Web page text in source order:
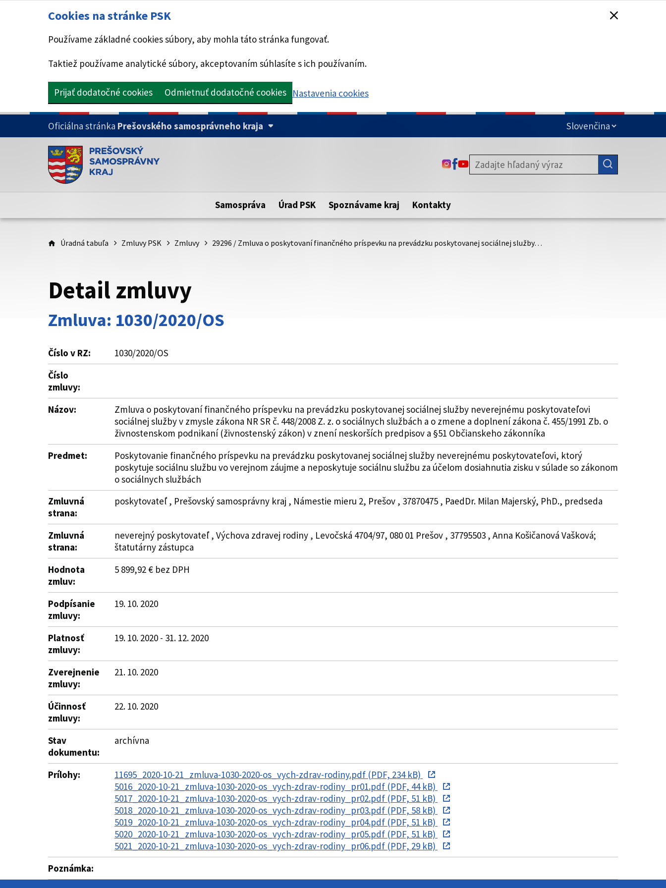
Cookies na stránke PSK
Používame základné cookies súbory, aby mohla táto stránka fungovať.
Taktiež používame analytické súbory, akceptovaním súhlasíte s ich používaním.
Prijať dodatočné cookies Odmietnuť dodatočné cookies Nastavenia cookies
PRESKOČIŤ NA HLAVNÝ OBSAH
Oficiálna stránka Prešovského samosprávneho kraja
Doména psk.sk je oficiálna
Toto je oficiálna webová stránka Prešovského samosprávneho kraja.
Táto stránka je zabezpečená
zabezpečenú webovú stránku. Zabezpečená stránka vždy začína
https:// pred názvom domény webového sídla.
ODKAZ SA OTVORÍ NA NOVEJ KARTE
ODKAZ SA OTVORÍ NA NOVEJ KARTE
ODKAZ SA OTVORÍ NA NOVEJ KARTE
Samospráva Úrad PSK Spoznávame kraj Kontakty
Úradná tabuľa Zmluvy PSK Zmluvy 29296 / Zmluva o poskytovaní finančného príspevku na prevádzku poskytovanej sociálnej služby…
Detail zmluvy
Zmluva: 1030/2020/OS
Číslo v RZ:
1030/2020/OS
Číslo
zmluvy:
Názov:
Zmluva o poskytovaní finančného príspevku na prevádzku poskytovanej sociálnej služby neverejnému poskytovateľovi
sociálnej služby v zmysle zákona NR SR č. 448/2008 Z. z. o sociálnych službách a o zmene a doplnení zákona č. 455/1991 Zb. o
živnostenskom podnikaní (živnostenský zákon) v znení neskorších predpisov a §51 Občianskeho zákonníka
Predmet:
Poskytovanie finančného príspevku na prevádzku poskytovanej sociálnej služby neverejnému poskytovateľovi, ktorý
poskytuje sociálnu službu vo verejnom záujme a neposkytuje sociálnu službu za účelom dosiahnutia zisku v súlade so zákonom
o sociálnych službách
Zmluvná
strana:
poskytovateľ , Prešovský samosprávny kraj , Námestie mieru 2, Prešov , 37870475 , PaedDr. Milan Majerský, PhD., predseda
Zmluvná
strana:
neverejný poskytovateľ , Výchova zdravej rodiny , Levočská 4704/97, 080 01 Prešov , 37795503 , Anna Košičanová Vašková;
štatutárny zástupca
Hodnota
zmluv:
5 899,92 € bez DPH
Podpísanie
zmluvy:
19. 10. 2020
Platnosť
zmluvy:
19. 10. 2020 - 31. 12. 2020
Zverejnenie
zmluvy:
21. 10. 2020
Účinnosť
zmluvy:
22. 10. 2020
Stav
dokumentu:
archívna
Prílohy:
11695_2020-10-21_zmluva-1030-2020-os_vych-zdrav-rodiny.pdf (PDF, 234 kB)
5016_2020-10-21_zmluva-1030-2020-os_vych-zdrav-rodiny_pr01.pdf (PDF, 44 kB)
5017_2020-10-21_zmluva-1030-2020-os_vych-zdrav-rodiny_pr02.pdf (PDF, 51 kB)
5018_2020-10-21_zmluva-1030-2020-os_vych-zdrav-rodiny_pr03.pdf (PDF, 58 kB)
5019_2020-10-21_zmluva-1030-2020-os_vych-zdrav-rodiny_pr04.pdf (PDF, 51 kB)
5020_2020-10-21_zmluva-1030-2020-os_vych-zdrav-rodiny_pr05.pdf (PDF, 51 kB)
5021_2020-10-21_zmluva-1030-2020-os_vych-zdrav-rodiny_pr06.pdf (PDF, 29 kB)
Poznámka: